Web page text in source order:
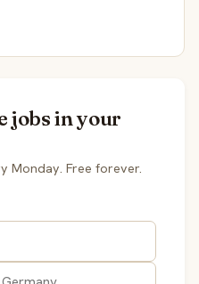
jobs in your
Monday. Free forever.